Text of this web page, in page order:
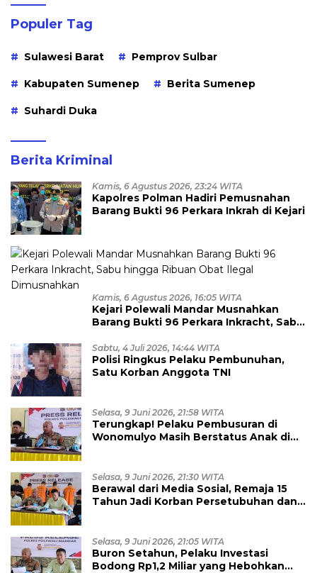
Populer Tag
Sulawesi Barat Pemprov Sulbar
Kabupaten Sumenep Berita Sumenep
Suhardi Duka
Berita Kriminal
Kamis, 6 Agustus 2026, 23:24 WITA
Kapolres Polman Hadiri Pemusnahan
Barang Bukti 96 Perkara Inkrah di Kejari
Kamis, 6 Agustus 2026, 16:05 WITA
Kejari Polewali Mandar Musnahkan
Barang Bukti 96 Perkara Inkracht, Sabu
Dimusnahkan
Sabtu, 4 Juli 2026, 14:44 WITA
Polisi Ringkus Pelaku Pembunuhan,
Satu Korban Anggota TNI
Selasa, 9 Juni 2026, 21:58 WITA
Terungkap! Pelaku Pembusuran di
Wonomulyo Masih Berstatus Anak di
Selasa, 9 Juni 2026, 21:30 WITA
Berawal dari Media Sosial, Remaja 15
Tahun Jadi Korban Persetubuhan dan
Selasa, 9 Juni 2026, 21:05 WITA
Buron Setahun, Pelaku Investasi
Bodong Rp1,2 Miliar yang Hebohkan